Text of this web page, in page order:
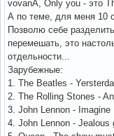
vovanA, Only you - это
А по теме, для меня 10
Позволю себе
перемешать, это
отдельности...
Зарубежные:
1. The Beatles -
2. The Rolling Stones -
3. John Lennon - Imagine
4. John Lennon - Jealous